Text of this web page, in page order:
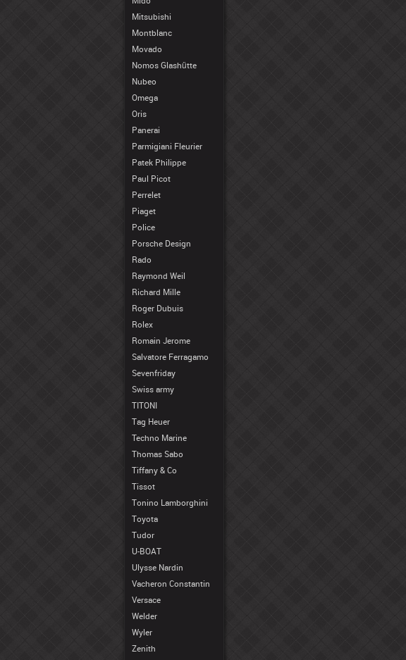
Mitsubishi
Montblanc
Movado
Nomos Glashütte
Nubeo
Omega
Oris
Panerai
Parmigiani Fleurier
Patek Philippe
Paul Picot
Perrelet
Piaget
Police
Porsche Design
Rado
Raymond Weil
Richard Mille
Roger Dubuis
Rolex
Romain Jerome
Salvatore Ferragamo
Sevenfriday
Swiss army
TITONI
Tag Heuer
Techno Marine
Thomas Sabo
Tiffany & Co
Tissot
Tonino Lamborghini
Toyota
Tudor
U-BOAT
Ulysse Nardin
Vacheron Constantin
Versace
Welder
Wyler
Zenith